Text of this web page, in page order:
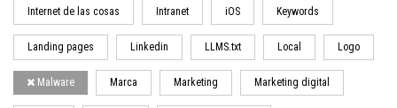
Internet de las cosas Intranet iOS Keywords
Landing pages Linkedin LLMS.txt Local Logo
Malware Marca Marketing Marketing digital